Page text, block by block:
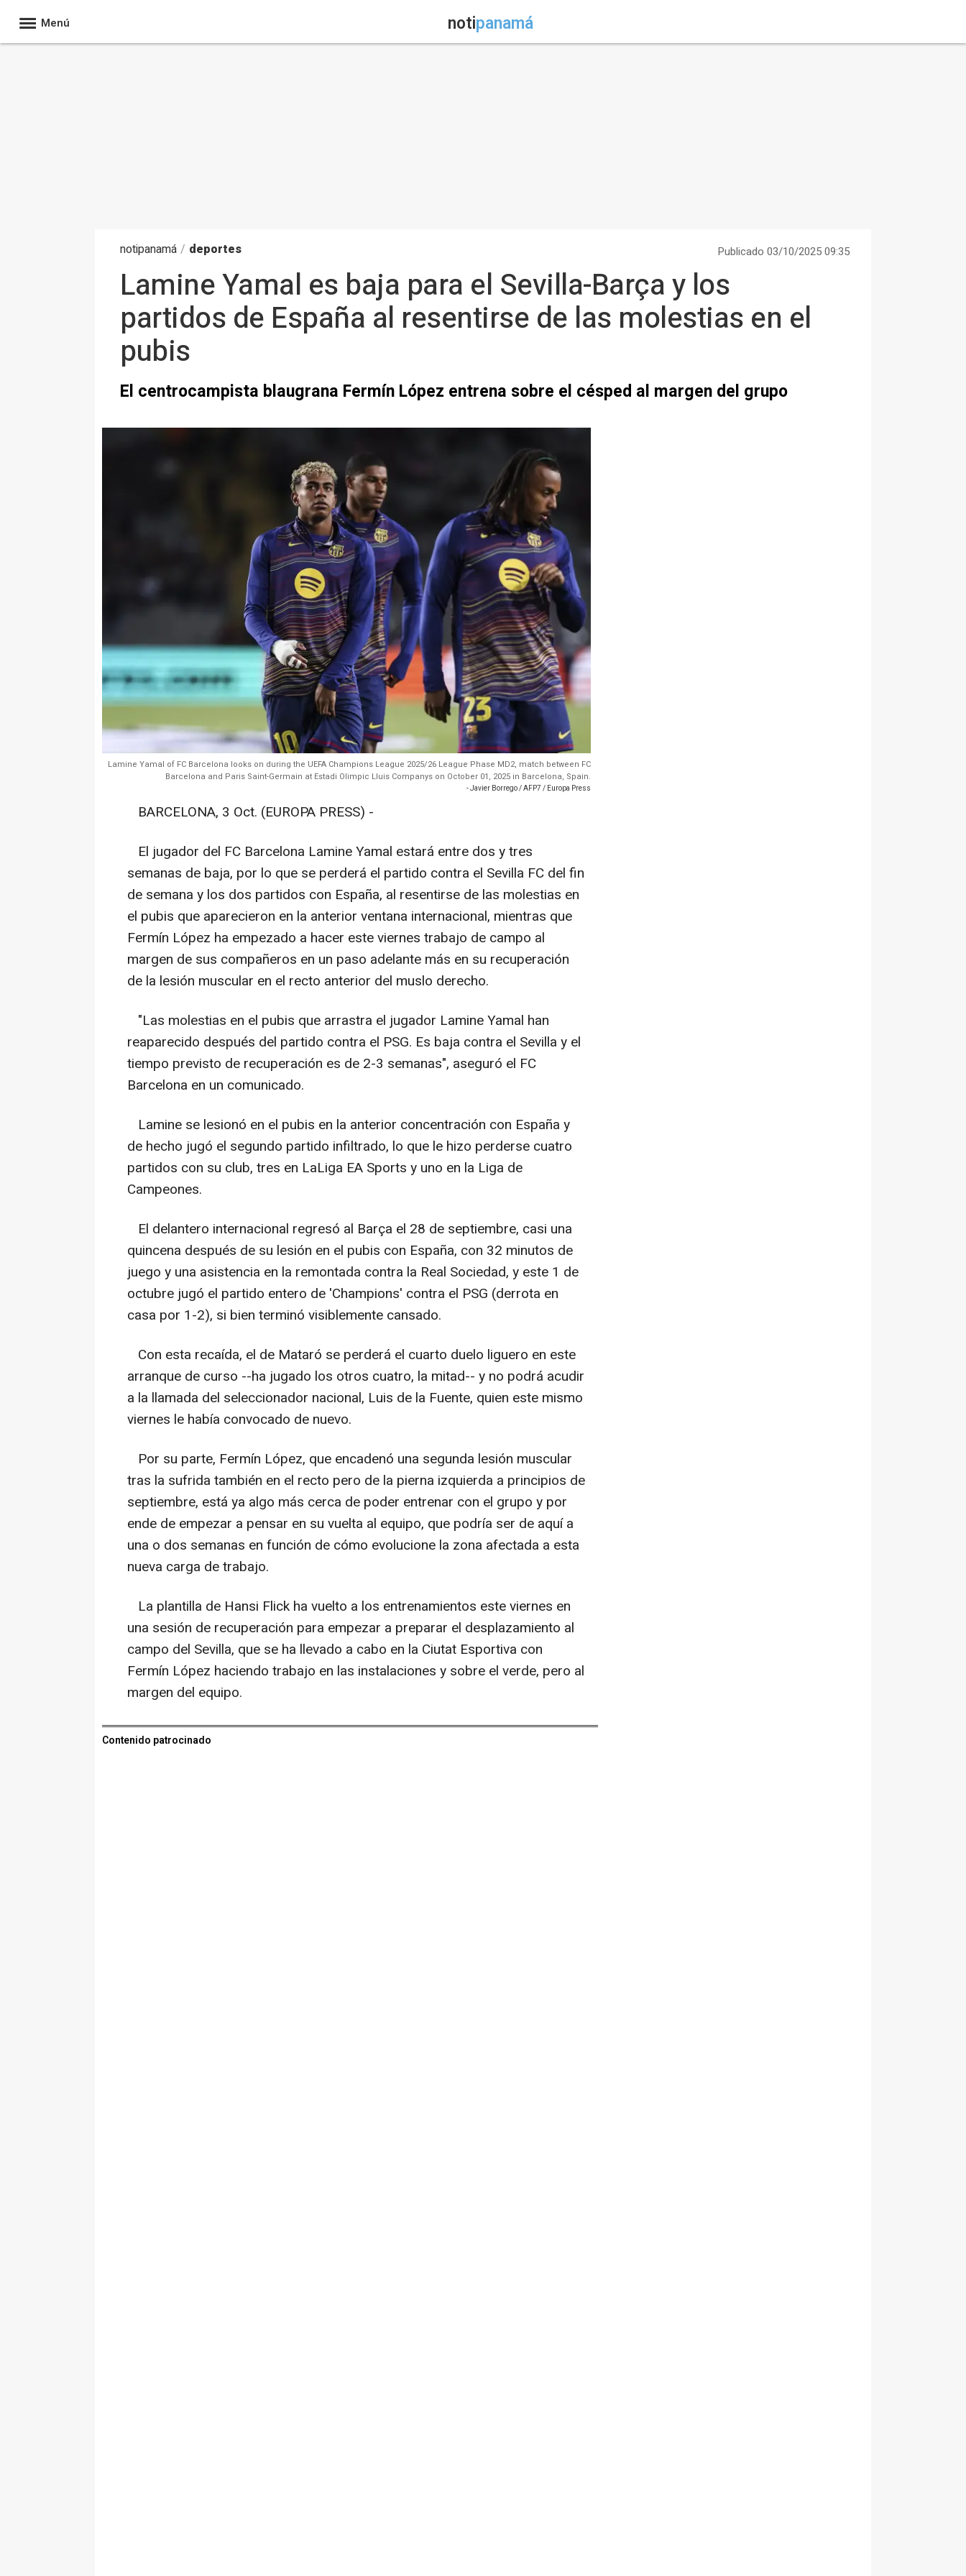
Menú notipanamá
notipanamá / deportes Publicado 03/10/2025 09:35
Lamine Yamal es baja para el Sevilla-Barça y los
partidos de España al resentirse de las molestias en el
pubis
El centrocampista blaugrana Fermín López entrena sobre el césped al margen del grupo
Lamine Yamal of FC Barcelona looks on during the UEFA Champions League 2025/26 League Phase MD2, match between FC
Barcelona and Paris Saint-Germain at Estadi Olimpic Lluis Companys on October 01, 2025 in Barcelona, Spain.
- Javier Borrego / AFP7 / Europa Press
BARCELONA, 3 Oct. (EUROPA PRESS) -
El jugador del FC Barcelona Lamine Yamal estará entre dos y tres
semanas de baja, por lo que se perderá el partido contra el Sevilla FC del fin
de semana y los dos partidos con España, al resentirse de las molestias en
el pubis que aparecieron en la anterior ventana internacional, mientras que
Fermín López ha empezado a hacer este viernes trabajo de campo al
margen de sus compañeros en un paso adelante más en su recuperación
de la lesión muscular en el recto anterior del muslo derecho.
"Las molestias en el pubis que arrastra el jugador Lamine Yamal han
reaparecido después del partido contra el PSG. Es baja contra el Sevilla y el
tiempo previsto de recuperación es de 2-3 semanas", aseguró el FC
Barcelona en un comunicado.
Lamine se lesionó en el pubis en la anterior concentración con España y
de hecho jugó el segundo partido infiltrado, lo que le hizo perderse cuatro
partidos con su club, tres en LaLiga EA Sports y uno en la Liga de
Campeones.
El delantero internacional regresó al Barça el 28 de septiembre, casi una
quincena después de su lesión en el pubis con España, con 32 minutos de
juego y una asistencia en la remontada contra la Real Sociedad, y este 1 de
octubre jugó el partido entero de 'Champions' contra el PSG (derrota en
casa por 1-2), si bien terminó visiblemente cansado.
Con esta recaída, el de Mataró se perderá el cuarto duelo liguero en este
arranque de curso --ha jugado los otros cuatro, la mitad-- y no podrá acudir
a la llamada del seleccionador nacional, Luis de la Fuente, quien este mismo
viernes le había convocado de nuevo.
Por su parte, Fermín López, que encadenó una segunda lesión muscular
tras la sufrida también en el recto pero de la pierna izquierda a principios de
septiembre, está ya algo más cerca de poder entrenar con el grupo y por
ende de empezar a pensar en su vuelta al equipo, que podría ser de aquí a
una o dos semanas en función de cómo evolucione la zona afectada a esta
nueva carga de trabajo.
La plantilla de Hansi Flick ha vuelto a los entrenamientos este viernes en
una sesión de recuperación para empezar a preparar el desplazamiento al
campo del Sevilla, que se ha llevado a cabo en la Ciutat Esportiva con
Fermín López haciendo trabajo en las instalaciones y sobre el verde, pero al
margen del equipo.
Contenido patrocinado